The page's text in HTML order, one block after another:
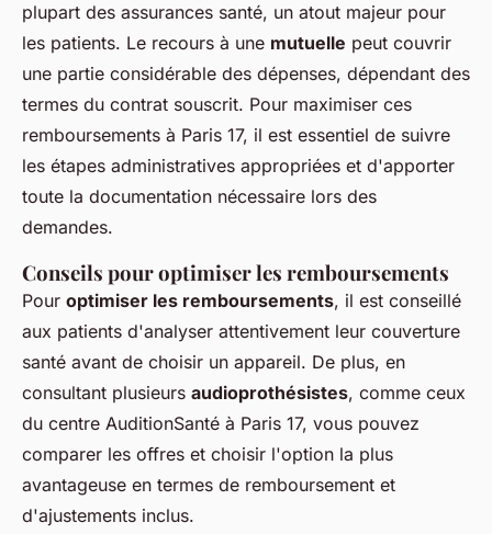
plupart des assurances santé, un atout majeur pour
les patients. Le recours à une mutuelle peut couvrir
une partie considérable des dépenses, dépendant des
termes du contrat souscrit. Pour maximiser ces
remboursements à Paris 17, il est essentiel de suivre
les étapes administratives appropriées et d'apporter
toute la documentation nécessaire lors des
demandes.
Conseils pour optimiser les remboursements
Pour optimiser les remboursements, il est conseillé
aux patients d'analyser attentivement leur couverture
santé avant de choisir un appareil. De plus, en
consultant plusieurs audioprothésistes, comme ceux
du centre AuditionSanté à Paris 17, vous pouvez
comparer les offres et choisir l'option la plus
avantageuse en termes de remboursement et
d'ajustements inclus.